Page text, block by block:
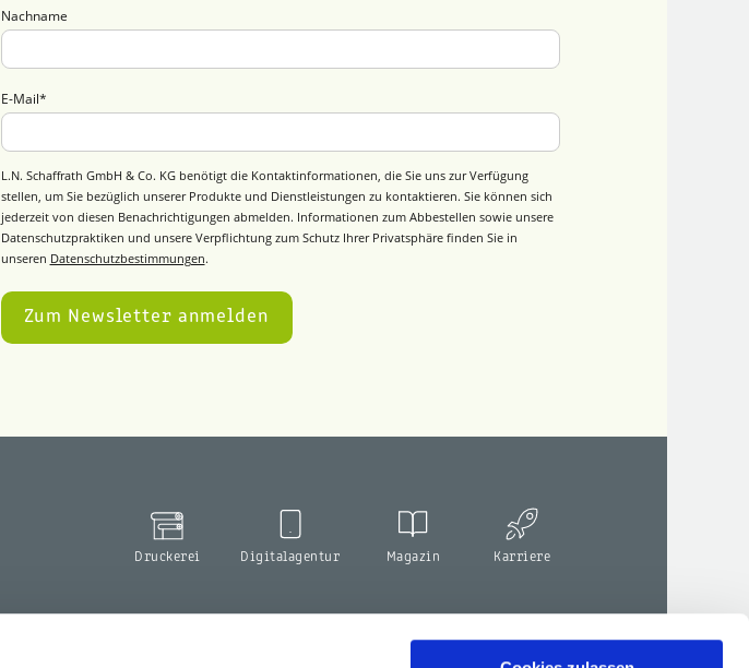
Nachname
E-Mail*
L.N. Schaffrath GmbH & Co. KG benötigt die Kontaktinformationen, die Sie uns zur Verfügung
stellen, um Sie bezüglich unserer Produkte und Dienstleistungen zu kontaktieren. Sie können sich
jederzeit von diesen Benachrichtigungen abmelden. Informationen zum Abbestellen sowie unsere
Datenschutzpraktiken und unsere Verpflichtung zum Schutz Ihrer Privatsphäre finden Sie in
unseren Datenschutzbestimmungen.
Druckerei Digitalagentur Magazin Karriere